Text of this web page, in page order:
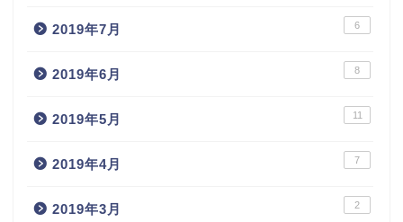
2019年7月 6
2019年6月 8
2019年5月 11
2019年4月 7
2019年3月 2